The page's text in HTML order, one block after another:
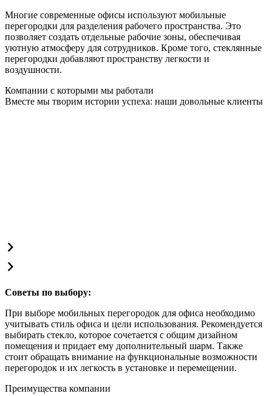
Многие современные офисы используют мобильные
перегородки для разделения рабочего пространства. Это
позволяет создать отдельные рабочие зоны, обеспечивая
уютную атмосферу для сотрудников. Кроме того, стеклянные
перегородки добавляют пространству легкости и
воздушности.
Компании с которыми мы работали
Вместе мы творим истории успеха: наши довольные клиенты
Советы по выбору:
При выборе мобильных перегородок для офиса необходимо
учитывать стиль офиса и цели использования. Рекомендуется
выбирать стекло, которое сочетается с общим дизайном
помещения и придает ему дополнительный шарм. Также
стоит обращать внимание на функциональные возможности
перегородок и их легкость в установке и перемещении.
Преимущества компании